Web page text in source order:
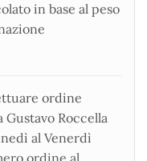
in base al peso
ordine
Roccella
al Venerdì